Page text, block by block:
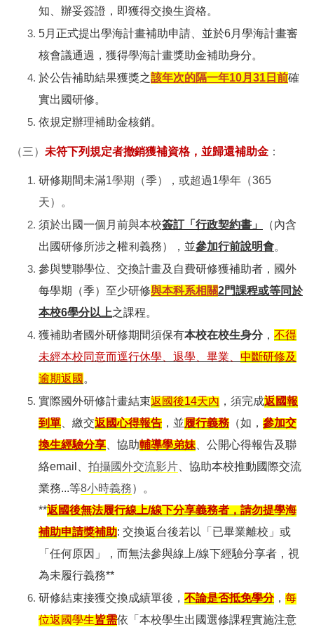
知、辦妥簽證，即獲得交換生資格。
5月正式提出學海計畫補助申請、並於6月學海計畫審
核會議通過，獲得學海計畫獎助金補助身分。
於公告補助結果獲獎之該年次的隔一年10月31日前確
實出國研修。
依規定辦理補助金核銷。
（三） 未符下列規定者撤銷獲補資格，並歸還補助金：
研修期間未滿1學期（季），或超過1學年（365
天）。
須於出國一個月前與本校簽訂「行政契約書」
（內含
出國研修所涉之權利義務），並參加行前說明會。
參與雙聯學位、交換計畫及自費研修獲補助者，國外
每學期（季）至少研修與本科系相關2門課程或等同於
本校6學分以上之課程。
獲補助者國外研修期間須保有本校在校生身分， 不得
未經本校同意而逕行休學、退學、畢業、 中斷研修及
逾期返國 。
實際國外研修計畫結束返國後14天內 ，須完成返國報
到單、繳交返國心得報告 ，並履行義務 （如， 參加交
換生經驗分享、協助輔導學弟妹、公開心得報告及聯
絡email、 拍攝國外交流影片、協助本校推動國際交流
業務...等8小時義務）。
**返國後無法履行線上/線下分享義務者，請勿提學海
補助申請獎補助: 交換返台後若以「已畢業離校」或
「任何原因」，而無法參與線上/線下經驗分享者，視
為未履行義務**
研修結束接獲交換成績單後， 不論是否抵免學分， 每
位返國學生皆需依「本校學生出國選修課程實施注意